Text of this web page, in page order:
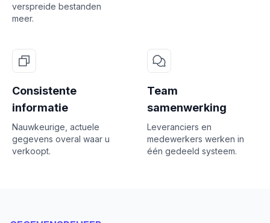
verspreide bestanden
meer.
Consistente
informatie
Nauwkeurige, actuele
gegevens overal waar u
verkoopt.
Team
samenwerking
Leveranciers en
medewerkers werken in
één gedeeld systeem.